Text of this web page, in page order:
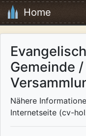
Home
Gemeinde
Nähere
Internetseite (cv-